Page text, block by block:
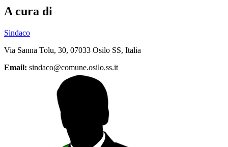
A cura di
Sindaco
Via Sanna Tolu, 30, 07033 Osilo SS, Italia
Email: sindaco@comune.osilo.ss.it